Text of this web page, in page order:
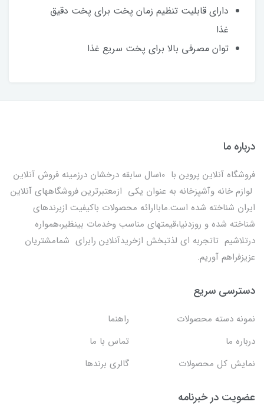
دارای قابلیت تنظیم زمان پخت برای پخت دقیق
غذا
توان مصرفی بالا برای پخت سریع غذا
درباره ما
فروشگاه آنلاین پروین با 10سال سابقه درخشان درزمینه فروش آنلاین
لوازم خانه وآشپزخانه به عنوان یکی ازمعتبرترین فروشگاههای آنلاین
ایران شناخته شده است.ماباارائه محصولات باکیفیت ازبرندهای
شناخته شده و روزدنیا،قیمتهای مناسب وخدمات بینظیر،همواره
درتلاشیم تاتجربه ای لذتبخش ازخریدآنلاین رابرای شمامشتریان
عزیزفراهم آوریم.
دسترسی سریع
نمونه دسته محصولات
راهنما
درباره ما
تماس با ما
نمایش کل محصولات
گالری برندها
عضویت در خبرنامه